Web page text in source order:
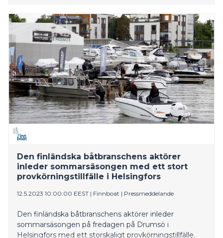
Den finländska båtbranschens aktörer
inleder sommarsäsongen med ett stort
provkörningstillfälle i Helsingfors
12.5.2023 10:00:00 EEST | Finnboat | Pressmeddelande
Den finländska båtbranschens aktörer inleder
sommarsäsongen på fredagen på Drumsö i
Helsingfors med ett storskaligt provkörningstillfälle.